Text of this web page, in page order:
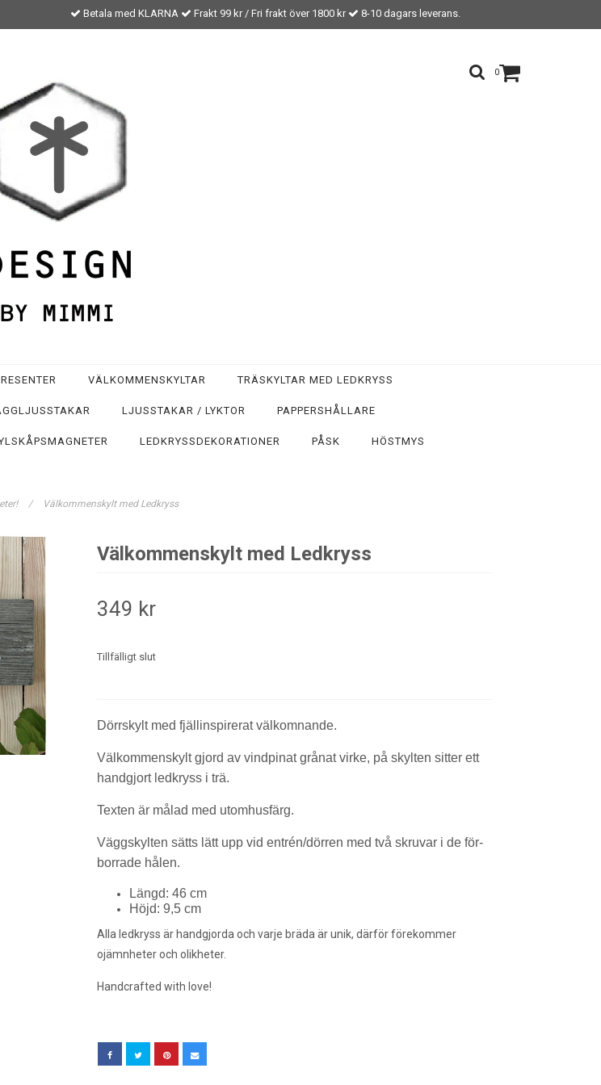
Betala med KLARNA Frakt 99 kr / Fri frakt över 1800 kr 8-10 dagars leverans.
0
VÄLKOMMENSKYLTAR TRÄSKYLTAR MED LEDKRYSS
LJUSSTAKAR / LYKTOR PAPPERSHÅLLARE
LEDKRYSSDEKORATIONER PÅSK HÖSTMYS
/ Välkommenskylt med Ledkryss
Välkommenskylt med Ledkryss
349 kr
Tillfälligt slut
Dörrskylt med fjällinspirerat välkomnande.
Välkommenskylt gjord av vindpinat grånat virke, på skylten sitter ett
handgjort ledkryss i trä.
Texten är målad med utomhusfärg.
Väggskylten sätts lätt upp vid entrén/dörren med två skruvar i de för-
borrade hålen.
Längd: 46 cm
Höjd: 9,5 cm
Alla ledkryss är handgjorda och varje bräda är unik, därför förekommer
ojämnheter och olikheter.
Handcrafted with love!